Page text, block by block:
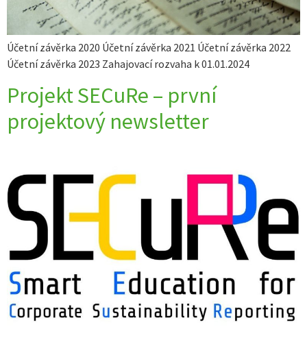
Účetní závěrka 2020 Účetní závěrka 2021 Účetní závěrka 2022
Účetní závěrka 2023 Zahajovací rozvaha k 01.01.2024
Projekt SECuRe – první
projektový newsletter